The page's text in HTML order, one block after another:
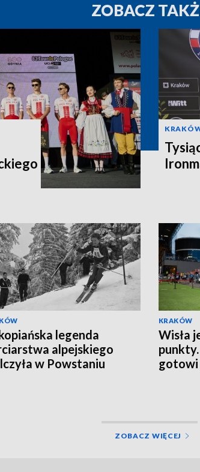
ZOBACZ
legenda
alpejskiego
w Powstaniu
KRAKÓW
Wisła
gotowi
ZOBACZ WIĘCEJ